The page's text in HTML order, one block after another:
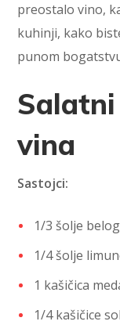
preostalo vino,
kuhinji, kako
punom
vina
Sastojci:
1/3 šolje
1/4 šolje
1 kašičica
1/4 kašičice